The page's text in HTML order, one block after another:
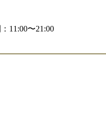
11:00〜21:00